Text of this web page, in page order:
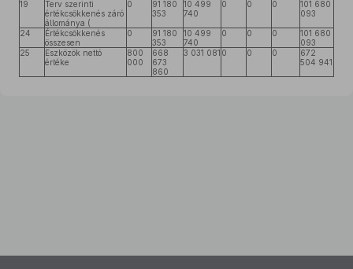
19
Terv szerinti
értékcsökkenés záró
állománya (
0
91 180
353
10 499
740
0 0 0
101 680
093
24
Értékcsökkenés
összesen
0
91 180
353
10 499
740
0 0 0
101 680
093
25
Eszközök nettó
értéke
800
000
668
673
860
3 031 081 0 0 0
672
504 941